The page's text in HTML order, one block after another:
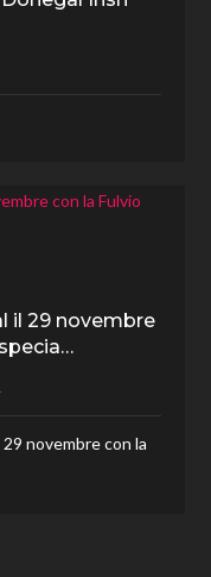
il 29 novembre
novembre con la